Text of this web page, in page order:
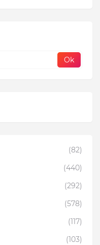
(82)
(440)
(292)
(578)
(117)
(103)